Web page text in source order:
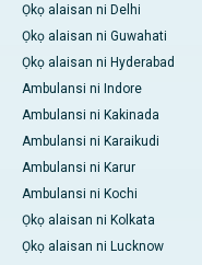
Ọkọ alaisan ni Delhi
Ọkọ alaisan ni Guwahati
Ọkọ alaisan ni Hyderabad
Ambulansi ni Indore
Ambulansi ni Kakinada
Ambulansi ni Karaikudi
Ambulansi ni Karur
Ambulansi ni Kochi
Ọkọ alaisan ni Kolkata
Ọkọ alaisan ni Lucknow